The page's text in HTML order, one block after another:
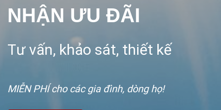
NHẬN ƯU ĐÃI
Tư vấn, khảo sát, thiết kế
MIỄN PHÍ cho các gia đình, dòng họ!